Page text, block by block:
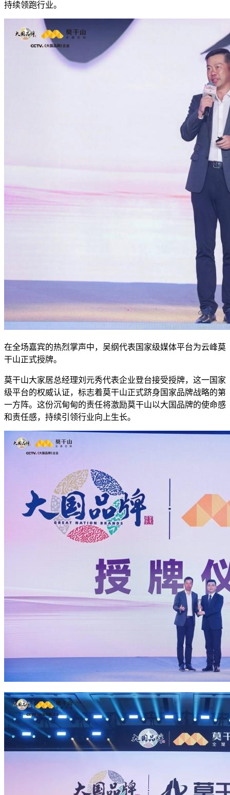
持续领跑行业。
在全场嘉宾的热烈掌声中，吴纲代表国家级媒体平台为云峰莫
干山正式授牌。
莫干山大家居总经理刘元秀代表企业登台接受授牌，这一国家
级平台的权威认证，标志着莫干山正式跻身国家品牌战略的第
一方阵。这份沉甸甸的责任将激励莫干山以大国品牌的使命感
和责任感，持续引领行业向上生长。